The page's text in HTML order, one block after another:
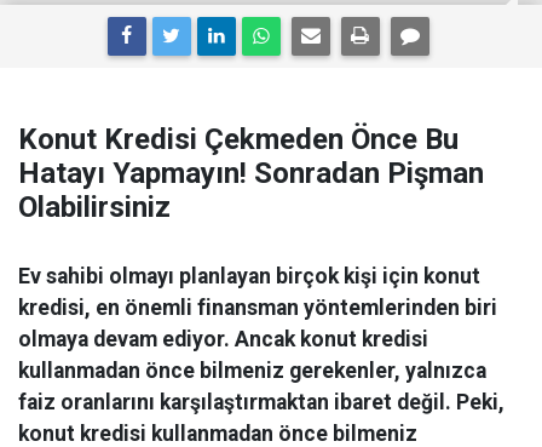
Konut Kredisi Çekmeden Önce Bu
Hatayı Yapmayın! Sonradan Pişman
Olabilirsiniz
Ev sahibi olmayı planlayan birçok kişi için konut
kredisi, en önemli finansman yöntemlerinden biri
olmaya devam ediyor. Ancak konut kredisi
kullanmadan önce bilmeniz gerekenler, yalnızca
faiz oranlarını karşılaştırmaktan ibaret değil. Peki,
konut kredisi kullanmadan önce bilmeniz